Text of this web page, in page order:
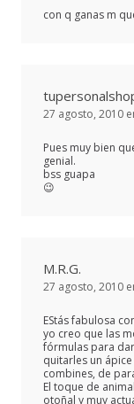
con q ganas m
27 agosto, 2010
Pues muy bien
genial.
bss guapa
😉
M.R.G.
27 agosto, 2010
EStás fabulosa
yo creo que las
fórmulas para
quitarles un
combines, de
El toque de
otoñal y muy